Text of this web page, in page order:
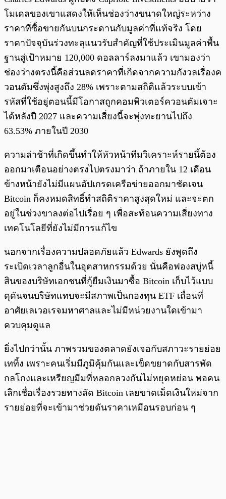
โมเดลของเขาแสดงให้เห็นช่องว่างขนาดใหญ่ระหว่าง
ราคาที่ซื้อขายกันบนกระดานกับมูลค่าที่แท้จริง โดย
ราคาปัจจุบันร่วงทะลุแนวรับสำคัญที่ใช้ประเมินมูลค่าพื้น
ฐานสู่เป้าหมาย 120,000 ดอลลาร์ลงมาแล้ว เขามองว่า
ช่องว่างตรงนี้คือส่วนลดราคาที่เกิดจากความกังวลเรื่องค
วอนตัมซึ่งพุ่งสูงถึง 28% เพราะตามสถิติแล้วระบบเข้า
รหัสที่ใช้อยู่ตอนนี้มีโอกาสถูกคอมพิวเตอร์ควอนตัมเจาะ
ได้หลังปี 2027 และความเสี่ยงนี้จะพุ่งทะยานไปถึง
63.53% ภายในปี 2030
ความล่าช้าที่เกิดขึ้นทำให้หัวหน้าทีมวิเคราะห์รายนี้ต้อง
ออกมาเตือนอย่างตรงไปตรงมาว่า ถ้าภายใน 12 เดือน
ข้างหน้ายังไม่มีแผนอัปเกรดเครือข่ายออกมาชัดเจน
Bitcoin ก็คงหมดสิทธิ์ทำสถิติราคาสูงสุดใหม่ และจะตก
อยู่ในช่วงขาลงต่อไปเรื่อย ๆ เพื่อสะท้อนความเสี่ยงทาง
เทคโนโลยีที่ยังไม่มีการแก้ไข
นอกจากเรื่องความปลอดภัยแล้ว Edwards ยังพูดถึง
ระเบิดเวลาลูกอื่นในอุตสาหกรรมด้วย นั่นคือฟองสบู่หนี้
สินของบริษัทเอกชนที่กู้ยืมเงินมาซื้อ Bitcoin เก็บไว้แบบ
ดุดันจนบริษัทแทบจะมีสภาพเป็นกองทุน ETF เถื่อนที่
อาศัยเลเวอเรจมหาศาลและไม่มีหน่วยงานใดเข้ามา
ควบคุมดูแล
ยิ่งไปกว่านั้น ภาพรวมของตลาดยังเจอกับสภาวะรายย่อย
เททิ้ง เพราะคนเริ่มมีภูมิคุ้มกันและเข็ดขยาดกับสารพัด
กลโกงและเหรียญมีมที่หลอกลวงกันไม่หยุดหย่อน พอคน
เลิกเชื่อเรื่องรวยทางลัด Bitcoin เลยขาดเม็ดเงินใหม่จาก
รายย่อยที่จะเข้ามาช่วยดันราคาเหมือนรอบก่อน ๆ